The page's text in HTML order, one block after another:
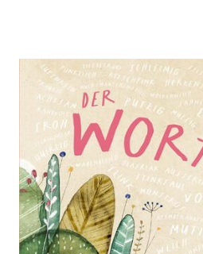
Der Wortschatz
Zur Wunschliste hinzufügen
VonRebecca Gugger
Verlag: NordSüd